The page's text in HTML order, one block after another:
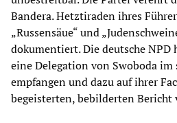
Bandera. Hetztiraden ihres
„Russensäue“ und
dokumentiert. Die deutsche NPD
eine Delegation von Swoboda im
empfangen und dazu auf ihrer
begeisterten, bebilderten